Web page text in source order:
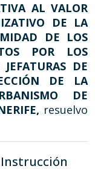
AL VALOR
DE LA
DE LOS
POR LOS
DE
DE LA
DE
resuelvo